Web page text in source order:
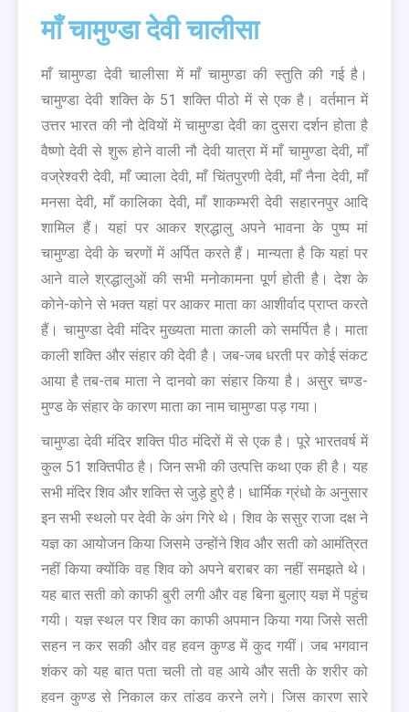
माँ चामुण्डा देवी चालीसा
माँ चामुण्डा देवी चालीसा में माँ चामुण्डा की स्तुति की गई है।
चामुण्डा देवी शक्ति के 51 शक्ति पीठो में से एक है। वर्तमान में
उत्तर भारत की नौ देवियों में चामुण्डा देवी का दुसरा दर्शन होता है
वैष्णो देवी से शुरू होने वाली नौ देवी यात्रा में माँ चामुण्डा देवी, माँ
वज्रेश्वरी देवी, माँ ज्वाला देवी, माँ चिंतपुरणी देवी, माँ नैना देवी, माँ
मनसा देवी, माँ कालिका देवी, माँ शाकम्भरी देवी सहारनपुर आदि
शामिल हैं। यहां पर आकर श्रद्धालु अपने भावना के पुष्प मां
चामुण्डा देवी के चरणों में अर्पित करते हैं। मान्यता है कि यहां पर
आने वाले श्रद्धालुओं की सभी मनोकामना पूर्ण होती है। देश के
कोने-कोने से भक्त यहां पर आकर माता का आशीर्वाद प्राप्त करते
हैं। चामुण्डा देवी मंदिर मुख्यता माता काली को समर्पित है। माता
काली शक्ति और संहार की देवी है। जब-जब धरती पर कोई संकट
आया है तब-तब माता ने दानवो का संहार किया है। असुर चण्ड-
मुण्ड के संहार के कारण माता का नाम चामुण्डा पड़ गया।
चामुण्‍डा देवी मंदिर शक्ति पीठ मंदिरों में से एक है। पूरे भारतवर्ष में
कुल 51 शक्तिपीठ है। जिन सभी की उत्पत्ति कथा एक ही है। यह
सभी मंदिर शिव और शक्ति से जुड़े हुऐ है। धार्मिक ग्रंधो के अनुसार
इन सभी स्थलो पर देवी के अंग गिरे थे। शिव के ससुर राजा दक्ष ने
यज्ञ का आयोजन किया जिसमे उन्होंने शिव और सती को आमंत्रित
नहीं किया क्योंकि वह शिव को अपने बराबर का नहीं समझते थे।
यह बात सती को काफी बुरी लगी और वह बिना बुलाए यज्ञ में पहुंच
गयी। यज्ञ स्‍थल पर शिव का काफी अपमान किया गया जिसे सती
सहन न कर सकी और वह हवन कुण्ड में कुद गयीं। जब भगवान
शंकर को यह बात पता चली तो वह आये और सती के शरीर को
हवन कुण्ड से निकाल कर तांडव करने लगे। जिस कारण सारे